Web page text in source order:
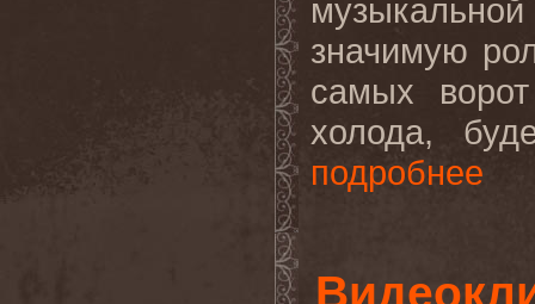
значимую
самых
холода,
подробнее